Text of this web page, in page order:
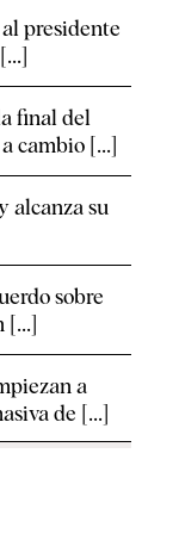
presidente
final del
cambio [...]
alcanza su
sobre
[...]
a
de [...]